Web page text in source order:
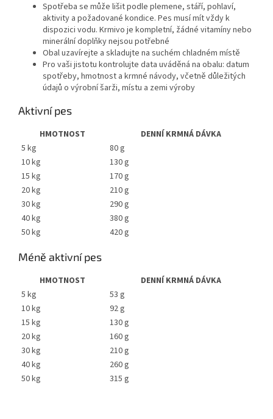
Spotřeba se může lišit podle plemene, stáří, pohlaví,
aktivity a požadované kondice. Pes musí mít vždy k
dispozici vodu. Krmivo je kompletní, žádné vitamíny nebo
minerální doplňky nejsou potřebné
Obal uzavírejte a skladujte na suchém chladném místě
Pro vaši jistotu kontrolujte data uváděná na obalu: datum
spotřeby, hmotnost a krmné návody, včetně důležitých
údajů o výrobní šarži, místu a zemi výroby
Aktivní pes
HMOTNOST
DENNÍ KRMNÁ DÁVKA
5 kg
80 g
10 kg
130 g
15 kg
170 g
20 kg
210 g
30 kg
290 g
40 kg
380 g
50 kg
420 g
Méně aktivní pes
HMOTNOST
DENNÍ KRMNÁ DÁVKA
5 kg
53 g
10 kg
92 g
15 kg
130 g
20 kg
160 g
30 kg
210 g
40 kg
260 g
50 kg
315 g